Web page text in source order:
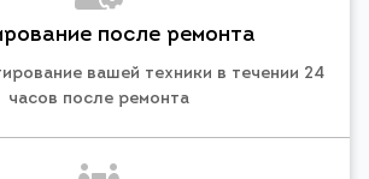
после ремонта
вашей техники в течении 24
часов после ремонта